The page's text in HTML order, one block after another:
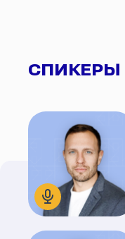
СПИКЕРЫ